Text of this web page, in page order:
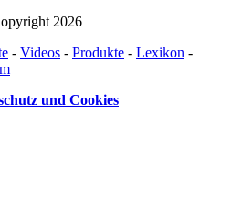
2026
- Videos - Produkte - Lexikon -
und Cookies